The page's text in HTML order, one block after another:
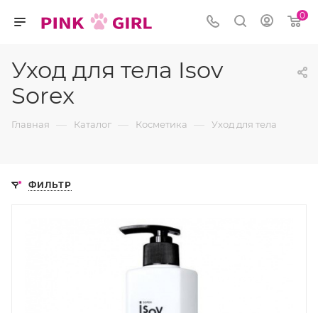
0
Уход для тела Isov
Sorex
Главная — Каталог — Косметика — Уход для тела
ФИЛЬТР